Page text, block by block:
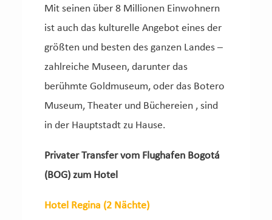
Mit seinen über 8 Millionen Einwohnern
ist auch das kulturelle Angebot eines der
größten und besten des ganzen Landes –
zahlreiche Museen, darunter das
berühmte Goldmuseum, oder das Botero
Museum, Theater und Büchereien , sind
in der Hauptstadt zu Hause.
Privater Transfer vom Flughafen Bogotá
(BOG) zum Hotel
Hotel Regina (2 Nächte)